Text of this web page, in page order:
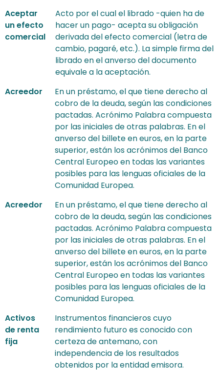
Aceptar
un efecto
comercial
Acto por el cual el librado -quien ha de
hacer un pago- acepta su obligación
derivada del efecto comercial (letra de
cambio, pagaré, etc.). La simple firma del
librado en el anverso del documento
equivale a la aceptación.
Acreedor
En un préstamo, el que tiene derecho al
cobro de la deuda, según las condiciones
pactadas. Acrónimo Palabra compuesta
por las iniciales de otras palabras. En el
anverso del billete en euros, en la parte
superior, están los acrónimos del Banco
Central Europeo en todas las variantes
posibles para las lenguas oficiales de la
Comunidad Europea.
Acreedor
En un préstamo, el que tiene derecho al
cobro de la deuda, según las condiciones
pactadas. Acrónimo Palabra compuesta
por las iniciales de otras palabras. En el
anverso del billete en euros, en la parte
superior, están los acrónimos del Banco
Central Europeo en todas las variantes
posibles para las lenguas oficiales de la
Comunidad Europea.
Activos
de renta
fija
Instrumentos financieros cuyo
rendimiento futuro es conocido con
certeza de antemano, con
independencia de los resultados
obtenidos por la entidad emisora.